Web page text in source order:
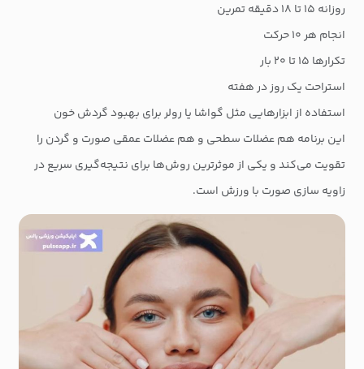
روزانه ۱۵ تا ۱۸ دقیقه تمرین
انجام هر ۱۰ حرکت
تکرارها ۱۵ تا ۲۰ بار
استراحت یک روز در هفته
استفاده از ابزارهایی مثل گواشا یا رولر برای بهبود گردش خون
این برنامه هم عضلات سطحی و هم عضلات عمقی صورت و گردن را
تقویت می‌کند و یکی از موثرترین روش‌ها برای نتیجه‌گیری سریع در
زاویه سازی صورت با ورزش است.